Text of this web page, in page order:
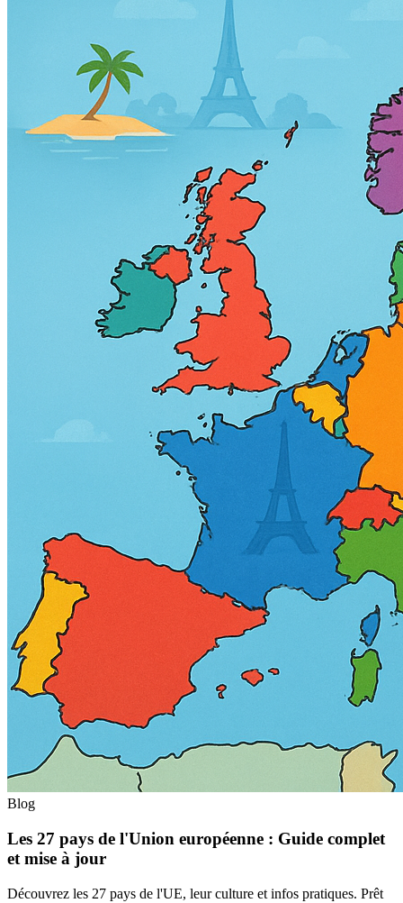
Blog
Les 27 pays de l'Union européenne : Guide complet
et mise à jour
Découvrez les 27 pays de l'UE, leur culture et infos pratiques. Prêt